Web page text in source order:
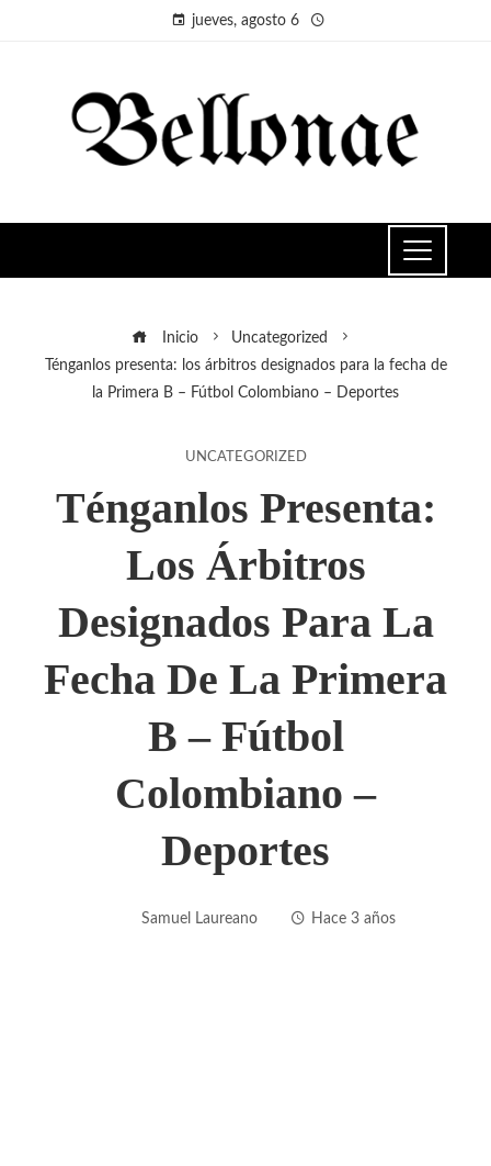
jueves, agosto 6
Inicio
Uncategorized
Ténganlos presenta: los árbitros designados para la fecha de
la Primera B – Fútbol Colombiano – Deportes
UNCATEGORIZED
Ténganlos Presenta:
Los Árbitros
Designados Para La
Fecha De La Primera
B – Fútbol
Colombiano –
Deportes
Samuel Laureano Hace 3 años